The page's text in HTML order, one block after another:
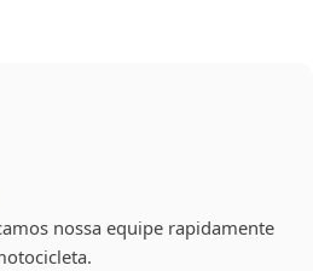
nossa equipe rapidamente